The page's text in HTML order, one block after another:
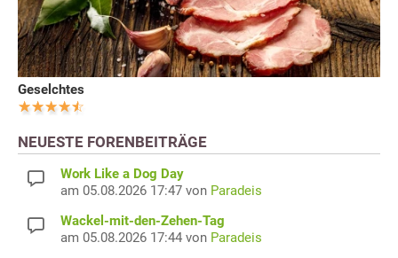
Geselchtes
NEUESTE FORENBEITRÄGE
Work Like a Dog Day
am 05.08.2026 17:47 von Paradeis
Wackel-mit-den-Zehen-Tag
am 05.08.2026 17:44 von Paradeis